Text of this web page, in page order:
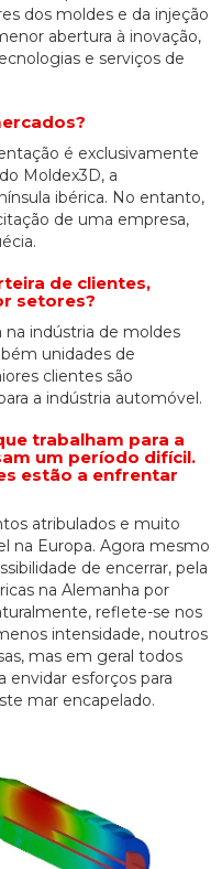
dos moldes e da injeção
abertura à inovação,
e serviços de
é exclusivamente
Moldex3D, a
ibérica. No entanto,
de uma empresa,
de clientes,
setores?
na indústria de moldes
unidades de
clientes são
a indústria automóvel.
trabalham para a
um período difícil.
estão a enfrentar
atribulados e muito
na Europa. Agora mesmo
de encerrar, pela
na Alemanha por
reflete-se nos
intensidade, noutros
mas em geral todos
envidar esforços para
mar encapelado.